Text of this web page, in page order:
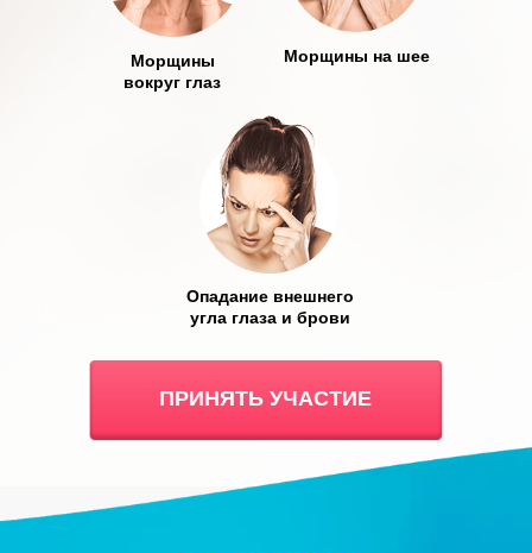
Опадание внешнего
угла глаза и брови
Морщины на шее
Морщины
вокруг глаз
ПРИНЯТЬ УЧАСТИЕ